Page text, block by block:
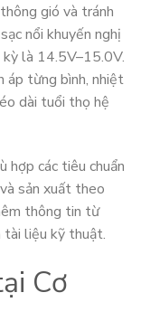
gió và tránh
nổi khuyến nghị
là 14.5V–15.0V.
áp từng bình, nhiệt
dài tuổi thọ hệ
hợp các tiêu chuẩn
sản xuất theo
thông tin từ
tài liệu kỹ thuật.
Cơ